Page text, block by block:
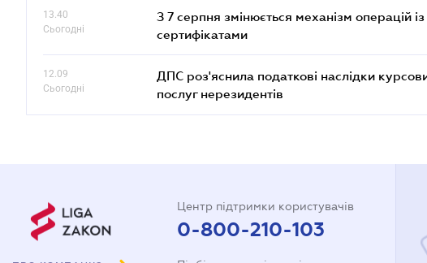
13.40
Сьогодні
З 7 серпня змінюється механізм операцій
сертифікатами
12.09
Сьогодні
ДПС роз'яснила податкові наслідки
послуг нерезидентів
Центр підтримки користувачів
0-800-210-103